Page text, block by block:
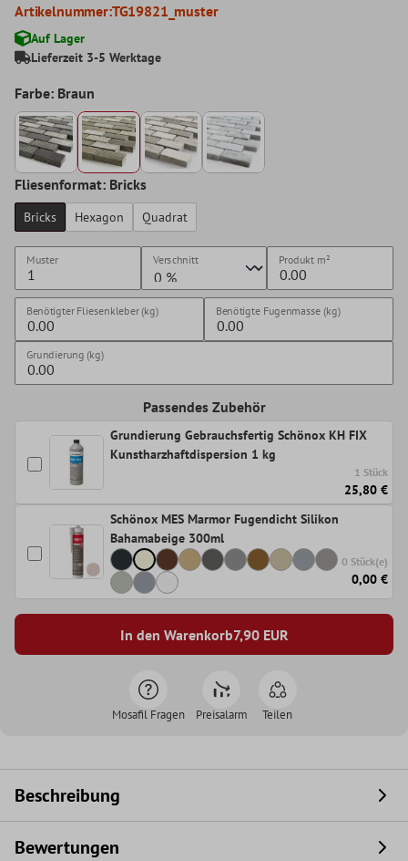
Artikelnummer:TG19821_muster
Auf Lager
Lieferzeit 3-5 Werktage
Farbe: Braun
Fliesenformat: Bricks
Bricks Hexagon Quadrat
Muster Verschnitt Produkt m²
Benötigter Fliesenkleber (kg) Benötigte Fugenmasse (kg)
Grundierung (kg)
Passendes Zubehör
Grundierung Gebrauchsfertig Schönox KH FIX
Kunstharzhaftdispersion 1 kg
1 Stück
25,80 €
Schönox MES Marmor Fugendicht Silikon
Bahamabeige 300ml
0 Stück(e)
0,00 €
In den Warenkorb7,90EUR
Mosafil Fragen Preisalarm Teilen
Beschreibung
Bewertungen